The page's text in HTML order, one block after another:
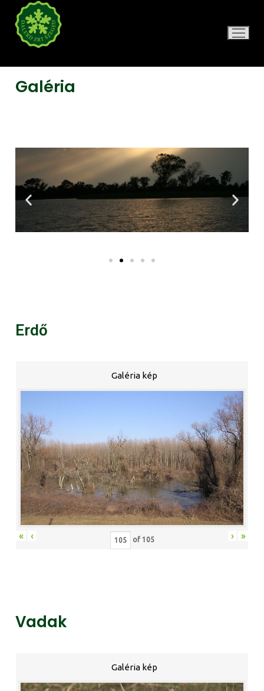
Galéria
Erdő
Galéria kép
« ‹ of 105 › »
Vadak
Galéria kép